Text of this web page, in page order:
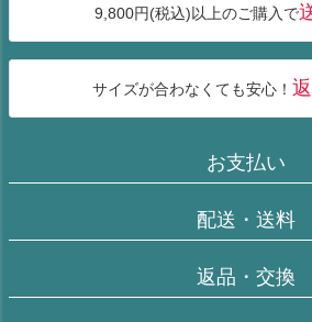
9,800円(税込)以上のご購入で
サイズが合わなくても安心！
お支払い
配送・送料
返品・交換